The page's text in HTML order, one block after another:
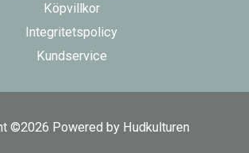
Köpvillkor
Integritetspolicy
Kundservice
©2026 Powered by Hudkulturen